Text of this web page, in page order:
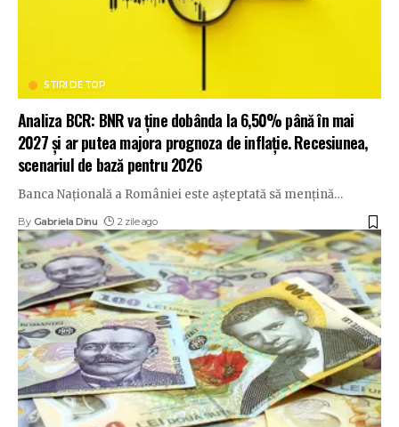
STIRI DE TOP
Analiza BCR: BNR va ține dobânda la 6,50% până în mai
2027 și ar putea majora prognoza de inflație. Recesiunea,
scenariul de bază pentru 2026
Banca Națională a României este așteptată să mențină…
By Gabriela Dinu 2 zile ago